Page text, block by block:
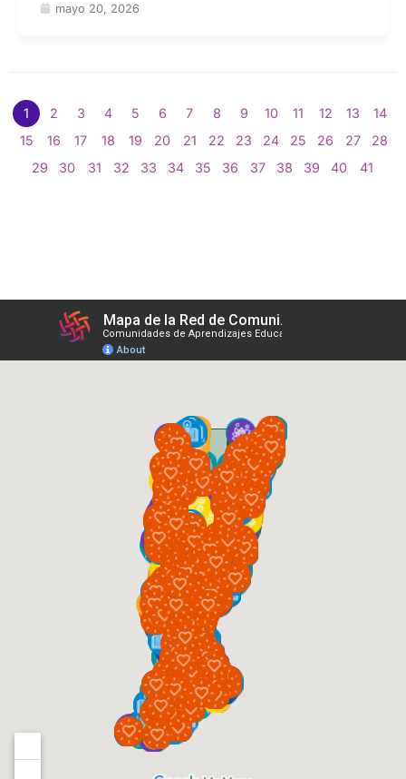
mayo 20, 2026
1 2 3 4 5 6 7 8 9 10 11 12 13
14
15
16 17 18 19 20 21 22 23 24 25 26 27
28
29
30 31 32 33 34 35 36 37 38 39 40 41